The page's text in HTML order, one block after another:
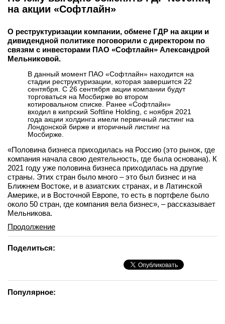
на акции «Софтлайн»
О реструктуризации компании, обмене ГДР на акции и
дивидендной политике поговорили с директором по
связям с инвесторами ПАО «Софтлайн» Александрой
Мельниковой.
В данный момент ПАО «Софтлайн» находится на
стадии реструктуризации, которая завершится 22
сентября. С 26 сентября акции компании будут
торговаться на Мосбирже во втором
котировальном списке. Ранее «Софтлайн»
входил в кипрский Softline Holding, с ноября 2021
года акции холдинга имели первичный листинг на
Лондонской бирже и вторичный листинг на
Мосбирже.
«Половина бизнеса приходилась на Россию (это рынок, где
компания начала свою деятельность, где была основана). К
2021 году уже половина бизнеса приходилась на другие
страны. Этих стран было много – это был бизнес и на
Ближнем Востоке, и в азиатских странах, и в Латинской
Америке, и в Восточной Европе, то есть в портфеле было
около 50 стран, где компания вела бизнес», – рассказывает
Мельникова.
Продолжение
Поделиться:
Популярное: